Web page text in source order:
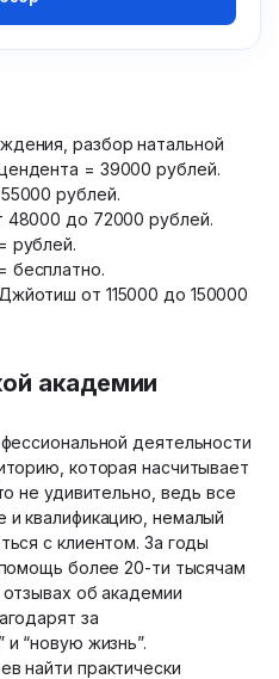
разбор натальной
= 39000 рублей.
рублей.
48000 до 72000 рублей.
рублей.
бесплатно.
от 115000 до 150000
академии
деятельности
которая насчитывает
не удивительно, ведь все
квалификацию, немалый
с клиентом. За годы
более 20-ти тысячам
об академии
за
“новую жизнь”.
найти практически